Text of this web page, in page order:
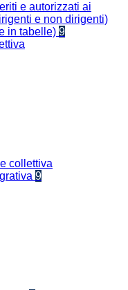
e autorizzati ai
e non dirigenti)
in tabelle) 9
collettiva
9